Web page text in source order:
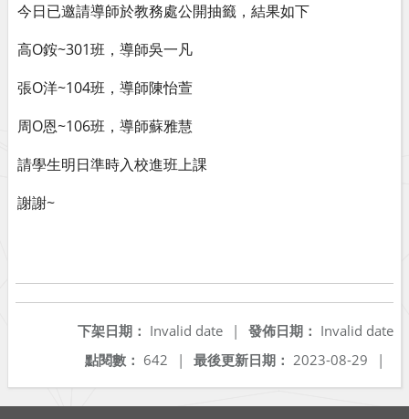
今日已邀請導師於教務處公開抽籤，結果如下
高O銨~301班，導師吳一凡
張O洋~104班，導師陳怡萱
周O恩~106班，導師蘇雅慧
請學生明日準時入校進班上課
謝謝~
發佈日期： Invalid date
下架日期： Invalid date
|
最後更新日期： 2023-08-29 |
點閱數： 642 |